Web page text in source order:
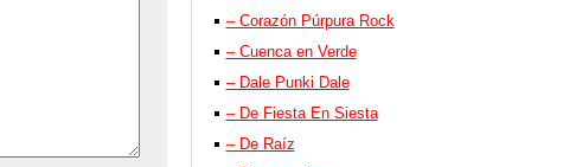
– Corazón Púrpura Rock
– Cuenca en Verde
– Dale Punki Dale
– De Fiesta En Siesta
– De Raíz